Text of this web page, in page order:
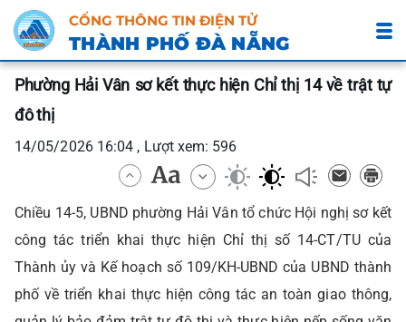
CỔNG THÔNG TIN ĐIỆN TỬ
THÀNH PHỐ ĐÀ NẴNG
Phường Hải Vân sơ kết thực hiện Chỉ thị 14 về trật tự
đô thị
14/05/2026 16:04 , Lượt xem: 596
Chiều 14-5, UBND phường Hải Vân tổ chức Hội nghị sơ kết
công tác triển khai thực hiện Chỉ thị số 14-CT/TU của
Thành ủy và Kế hoạch số 109/KH-UBND của UBND thành
phố về triển khai thực hiện công tác an toàn giao thông,